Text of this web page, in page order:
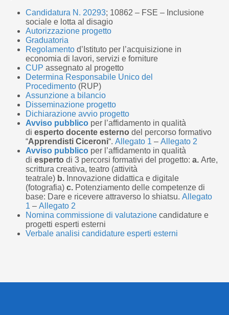
Candidatura N. 20293; 10862 – FSE – Inclusione
sociale e lotta al disagio
Autorizzazione progetto
Graduatoria
Regolamento d’Istituto per l’acquisizione in
economia di lavori, servizi e forniture
CUP assegnato al progetto
Determina Responsabile Unico del
Procedimento (RUP)
Assunzione a bilancio
Disseminazione progetto
Dichiarazione avvio progetto
Avviso pubblico per l’affidamento in qualità
di esperto docente esterno del percorso formativo
“Apprendisti Ciceroni“. Allegato 1 – Allegato 2
Avviso pubblico per l’affidamento in qualità
di esperto di 3 percorsi formativi del progetto: a. Arte,
scrittura creativa, teatro (attività
teatrale) b. Innovazione didattica e digitale
(fotografia) c. Potenziamento delle competenze di
base: Dare e ricevere attraverso lo shiatsu. Allegato
1 – Allegato 2
Nomina commissione di valutazione candidature e
progetti esperti esterni
Verbale analisi candidature esperti esterni